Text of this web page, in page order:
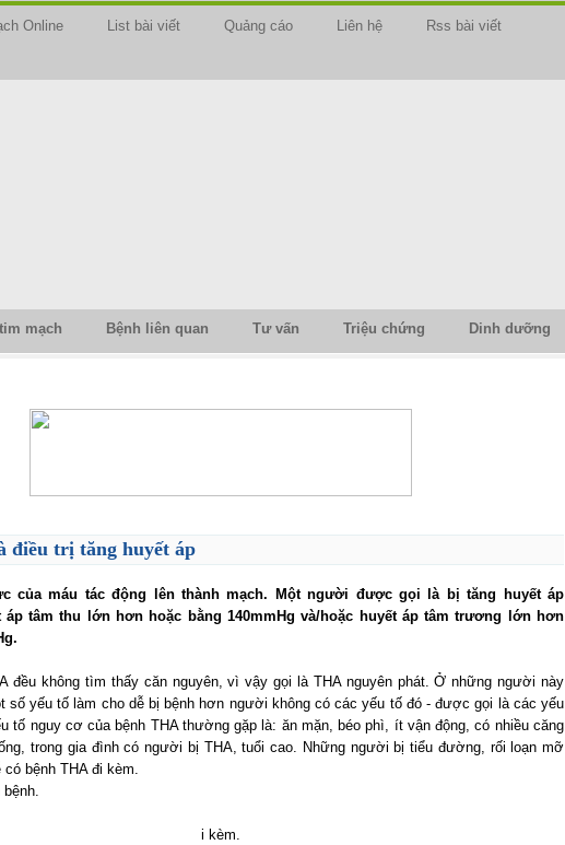
Online List bài viết Quảng cáo Liên hệ Rss bài viết
mạch Bệnh liên quan Tư vấn Triệu chứng Dinh dưỡng
điều trị tăng huyết áp
của máu tác động lên thành mạch. Một người được gọi là bị tăng huyết áp
áp tâm thu lớn hơn hoặc bằng 140mmHg và/hoặc huyết áp tâm trương lớn hơn
đều không tìm thấy căn nguyên, vì vậy gọi là THA nguyên phát. Ở những người này
số yếu tố làm cho dễ bị bệnh hơn người không có các yếu tố đó - được gọi là các yếu
tố nguy cơ của bệnh THA thường gặp là: ăn mặn, béo phì, ít vận động, có nhiều căng
trong gia đình có người bị THA, tuổi cao. Những người bị tiểu đường, rối loạn mỡ
bệnh THA đi kèm.
i kèm.